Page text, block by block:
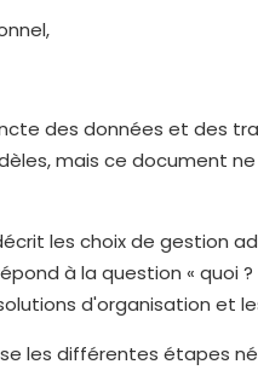
des données et des
mais ce document
les choix de gestion
à la question « quoi
d'organisation et
les différentes étapes